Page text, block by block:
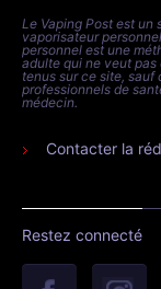
Le Vaping Post est
vaporisateur
personnel est une
adulte qui ne veut pas
tenus sur ce site,
professionnels de
médecin.
Contacter la
Restez connecté